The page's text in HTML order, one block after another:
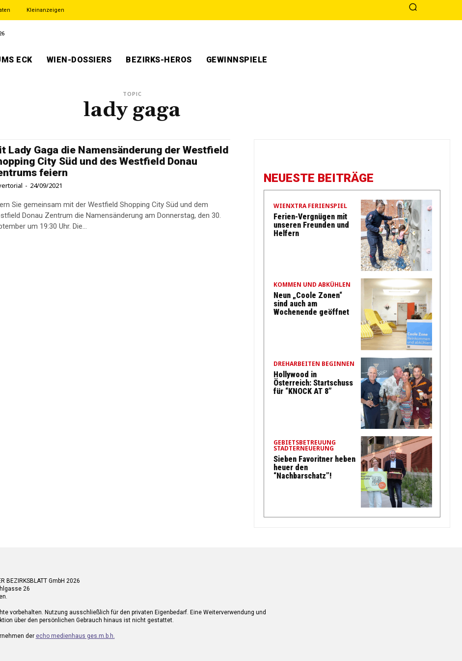
Kleinanzeigen
ECK WIEN-DOSSIERS BEZIRKS-HEROS GEWINNSPIELE
TOPIC
lady gaga
Lady Gaga die Namensänderung der Westfield
City Süd und des Westfield Donau
feiern
- 24/09/2021
Sie gemeinsam mit der Westfield Shopping City Süd und dem
Donau Zentrum die Namensänderung am Donnerstag, den 30.
September um 19:30 Uhr. Die...
NEUESTE BEITRÄGE
WIENXTRA FERIENSPIEL
Ferien-Vergnügen mit
unseren Freunden und
Helfern
KOMMEN UND ABKÜHLEN
Neun „Coole Zonen“
sind auch am
Wochenende geöffnet
DREHARBEITEN BEGINNEN
Hollywood in
Österreich: Startschuss
für “KNOCK AT 8”
GEBIETSBETREUUNG
STADTERNEUERUNG
Sieben Favoritner heben
heuer den
“Nachbarschatz”!
BEZIRKSBLATT GmbH 2026
26
vorbehalten. Nutzung ausschließlich für den privaten Eigenbedarf. Eine Weiterverwendung und
über den persönlichen Gebrauch hinaus ist nicht gestattet.
der echo medienhaus ges.m.b.h.